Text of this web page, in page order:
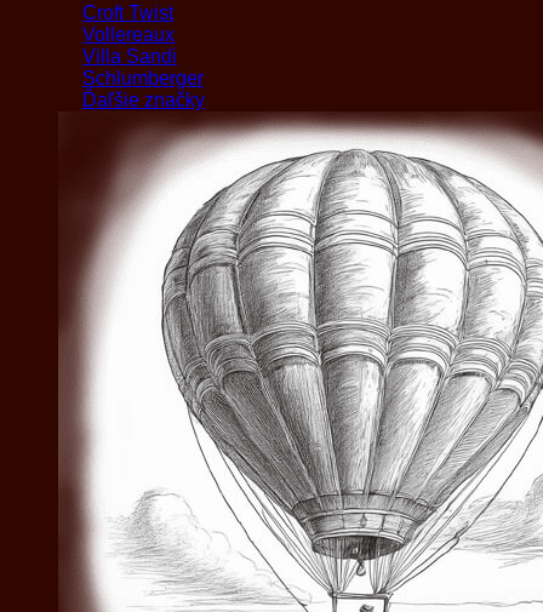
Croft Twist
Vollereaux
Villa Sandi
Schlumberger
Ďaľšie značky